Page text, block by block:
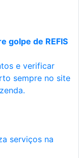
golpe de REFIS
e verificar
sempre no site
serviços na